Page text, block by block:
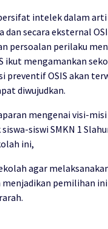
intelek dalam
dan secara eksternal
persoalan perilaku
ikut mengamankan
preventif OSIS akan
diwujudkan.
mengenai visi-
siswi SMKN 1
ini,
agar
menjadikan pemilihan